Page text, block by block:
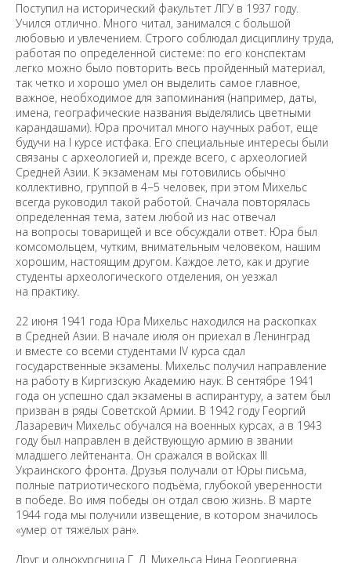
Поступил на исторический факультет ЛГУ в 1937 году.
Учился отлично. Много читал, занимался с большой
любовью и увлечением. Строго соблюдал дисциплину труда,
работая по определенной системе: по его конспектам
легко можно было повторить весь пройденный материал,
так четко и хорошо умел он выделить самое главное,
важное, необходимое для запоминания (например, даты,
имена, географические названия выделялись цветными
карандашами). Юра прочитал много научных работ, еще
будучи на I курсе истфака. Его специальные интересы были
связаны с археологией и, прежде всего, с археологией
Средней Азии. К экзаменам мы готовились обычно
коллективно, группой в 4−5 человек, при этом Михельс
всегда руководил такой работой. Сначала повторялась
определенная тема, затем любой из нас отвечал
на вопросы товарищей и все обсуждали ответ. Юра был
комсомольцем, чутким, внимательным человеком, нашим
хорошим, настоящим другом. Каждое лето, как и другие
студенты археологического отделения, он уезжал
на практику.
22 июня 1941 года Юра Михельс находился на раскопках
в Средней Азии. В начале июля он приехал в Ленинград
и вместе со всеми студентами IV курса сдал
государственные экзамены. Михельс получил направление
на работу в Киргизскую Академию наук. В сентябре 1941
года он успешно сдал экзамены в аспирантуру, а затем был
призван в ряды Советской Армии. В 1942 году Георгий
Лазаревич Михельс обучался на военных курсах, а в 1943
году был направлен в действующую армию в звании
младшего лейтенанта. Он сражался в войсках III
Украинского фронта. Друзья получали от Юры письма,
полные патриотического подъёма, глубокой уверенности
в победе. Во имя победы он отдал свою жизнь. В марте
1944 года мы получили извещение, в котором значилось
«умер от тяжелых ран».
Друг и однокурсница Г. Л. Михельса Нина Георгиевна